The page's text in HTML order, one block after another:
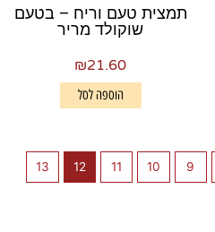
תמצית טעם וריח – בטעם
שוקולד מריר
₪21.60
הוספה לסל
9
10
11
12
13